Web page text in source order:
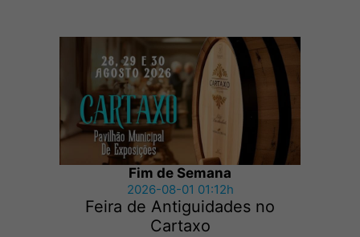
Fim de Semana
2026-08-01 01:12h
Feira de Antiguidades no
Cartaxo